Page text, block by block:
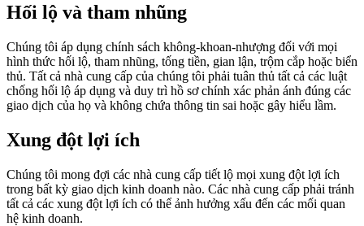
Hối lộ và tham nhũng
Chúng tôi áp dụng chính sách không-khoan-nhượng đối với mọi
hình thức hối lộ, tham nhũng, tống tiền, gian lận, trộm cắp hoặc biển
thủ. Tất cả nhà cung cấp của chúng tôi phải tuân thủ tất cả các luật
chống hối lộ áp dụng và duy trì hồ sơ chính xác phản ánh đúng các
giao dịch của họ và không chứa thông tin sai hoặc gây hiểu lầm.
Xung đột lợi ích
Chúng tôi mong đợi các nhà cung cấp tiết lộ mọi xung đột lợi ích
trong bất kỳ giao dịch kinh doanh nào. Các nhà cung cấp phải tránh
tất cả các xung đột lợi ích có thể ảnh hưởng xấu đến các mối quan
hệ kinh doanh.